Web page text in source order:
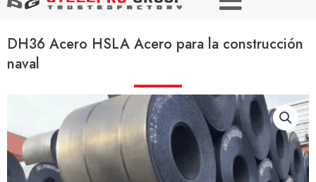
DH36 Acero HSLA Acero para la construcción
naval